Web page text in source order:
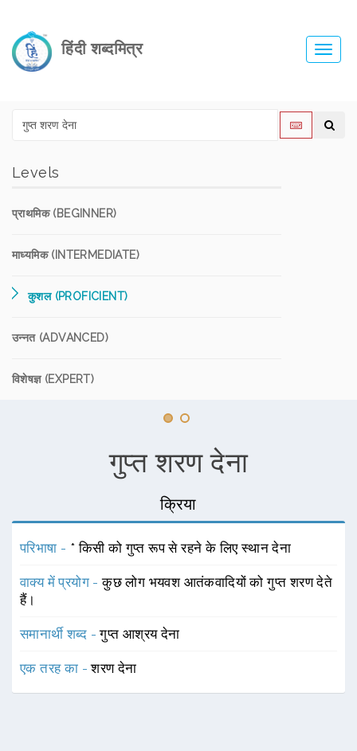
हिंदी शब्दमित्र
Levels
प्राथमिक (BEGINNER)
माध्यमिक (INTERMEDIATE)
कुशल (PROFICIENT)
उन्नत (ADVANCED)
विशेषज्ञ (EXPERT)
गुप्त शरण देना
क्रिया
परिभाषा - * किसी को गुप्त रूप से रहने के लिए स्थान देना
वाक्य में प्रयोग -कुछ लोग भयवश आतंकवादियों को गुप्त शरण देते
हैं।
समानार्थी शब्द -गुप्त आश्रय देना
एक तरह का -शरण देना